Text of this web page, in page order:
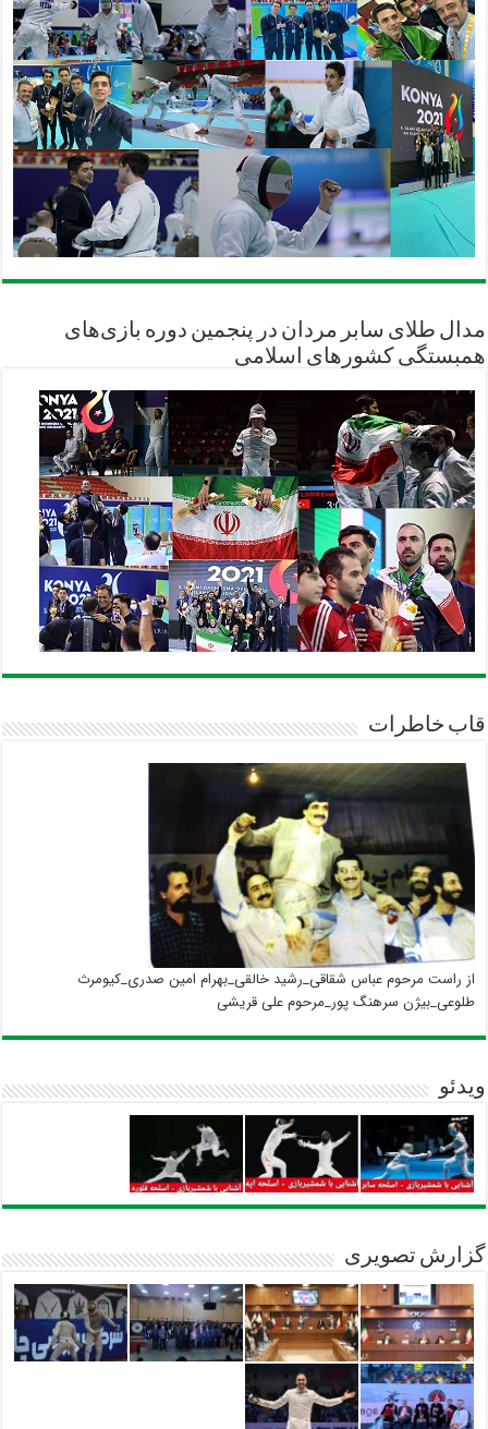
مدال طلای سابر مردان در پنجمین دوره بازی‌های
همبستگی کشورهای اسلامی
قاب خاطرات
از راست مرحوم عباس شقاقی_رشید خالقی_بهرام امین صدری_کیومرث
طلوعی_بیژن سرهنگ پور_مرحوم علی قریشی
ویدئو
گزارش تصویری